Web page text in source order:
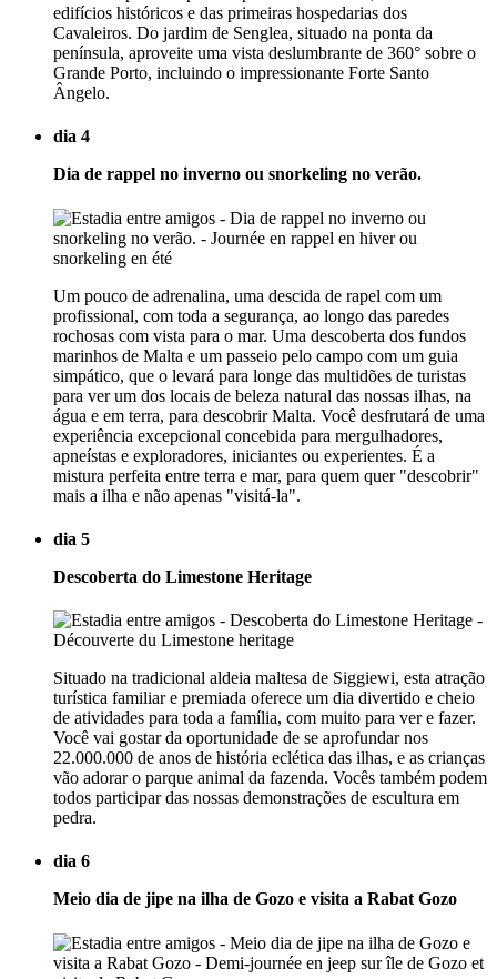
edifícios históricos e das primeiras hospedarias dos
Cavaleiros. Do jardim de Senglea, situado na ponta da
península, aproveite uma vista deslumbrante de 360° sobre o
Grande Porto, incluindo o impressionante Forte Santo
Ângelo.
dia 4
Dia de rappel no inverno ou snorkeling no verão.
Um pouco de adrenalina, uma descida de rapel com um
profissional, com toda a segurança, ao longo das paredes
rochosas com vista para o mar. Uma descoberta dos fundos
marinhos de Malta e um passeio pelo campo com um guia
simpático, que o levará para longe das multidões de turistas
para ver um dos locais de beleza natural das nossas ilhas, na
água e em terra, para descobrir Malta. Você desfrutará de uma
experiência excepcional concebida para mergulhadores,
apneístas e exploradores, iniciantes ou experientes. É a
mistura perfeita entre terra e mar, para quem quer "descobrir"
mais a ilha e não apenas "visitá-la".
dia 5
Descoberta do Limestone Heritage
Situado na tradicional aldeia maltesa de Siggiewi, esta atração
turística familiar e premiada oferece um dia divertido e cheio
de atividades para toda a família, com muito para ver e fazer.
Você vai gostar da oportunidade de se aprofundar nos
22.000.000 de anos de história eclética das ilhas, e as crianças
vão adorar o parque animal da fazenda. Vocês também podem
todos participar das nossas demonstrações de escultura em
pedra.
dia 6
Meio dia de jipe na ilha de Gozo e visita a Rabat Gozo